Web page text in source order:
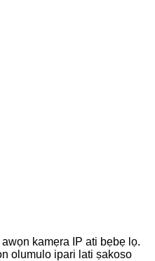
kamẹra IP ati bẹbẹ lọ.
olumulo ipari lati ṣakoso